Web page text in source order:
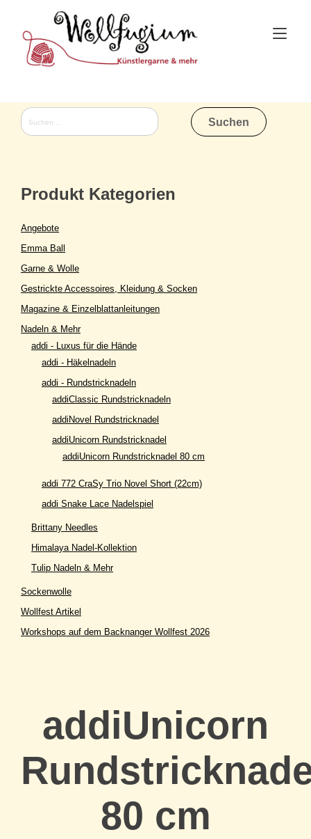
content
addiUnicorn
80 cm
Suchen
nach:
Produkt Kategorien
Angebote
Emma Ball
Garne & Wolle
Gestrickte Accessoires, Kleidung & Socken
Magazine & Einzelblattanleitungen
Nadeln & Mehr
addi - Luxus für die Hände
addi - Häkelnadeln
addi - Rundstricknadeln
addiClassic Rundstricknadeln
addiNovel Rundstricknadel
addiUnicorn Rundstricknadel
addiUnicorn Rundstricknadel 80 cm
addi 772 CraSy Trio Novel Short (22cm)
addi Snake Lace Nadelspiel
Brittany Needles
Himalaya Nadel-Kollektion
Tulip Nadeln & Mehr
Sockenwolle
Wollfest Artikel
Workshops auf dem Backnanger Wollfest 2026